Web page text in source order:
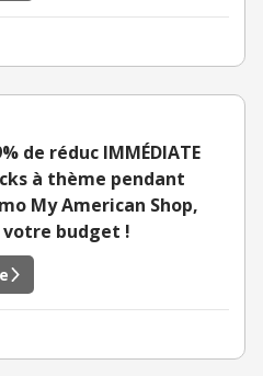
de réduc IMMÉDIATE
à thème pendant
My American Shop,
budget !